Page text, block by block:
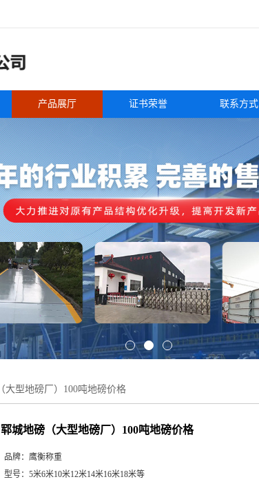
产品展厅 证书荣誉 联系方式
大型地磅厂）100吨地磅价格
郓城地磅（大型地磅厂）100吨地磅价格
品牌： 鹰衡称重
型号： 5米6米10米12米14米16米18米等